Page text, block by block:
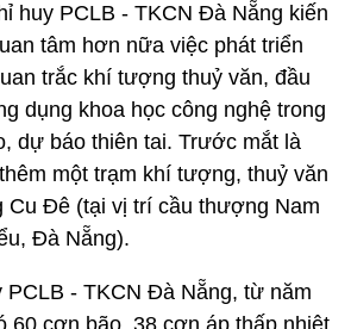
huy PCLB - TKCN Đà Nẵng kiến
tâm hơn nữa việc phát triển
trắc khí tượng thuỷ văn, đầu
dụng khoa học công nghệ trong
dự báo thiên tai. Trước mắt là
một trạm khí tượng, thuỷ văn
Cu Đê (tại vị trí cầu thượng Nam
Đà Nẵng).
PCLB - TKCN Đà Nẵng, từ năm
60 cơn bão, 38 cơn áp thấp nhiệt